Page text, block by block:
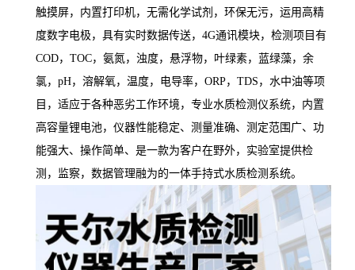
触摸屏，内置打印机，无需化学试剂，环保无污，运用高精
度数字电极， 具有实时数据传送， 4G通讯模块，检测项目有
COD，TOC，氨氮，浊度，悬浮物，叶绿素，蓝绿藻，余
氯， pH，溶解氧，温度，电导率，ORP，TDS， 水中油等项
目，适应于各种恶劣工作环境，专业水质检测仪系统，内置
高容量锂电池，仪器性能稳定、测量准确、测定范围广、功
能强大、操作简单、是一款为客户在野外，实验室提供检
测，监察，数据管理融为的一体手持式水质检测系统。